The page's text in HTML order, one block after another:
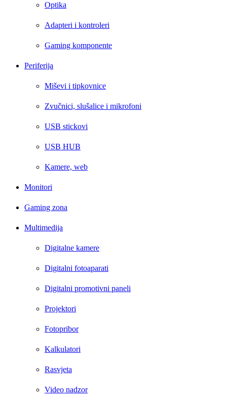
Optika
Adapteri i kontroleri
Gaming komponente
Periferija
Miševi i tipkovnice
Zvučnici, slušalice i mikrofoni
USB stickovi
USB HUB
Kamere, web
Monitori
Gaming zona
Multimedija
Digitalne kamere
Digitalni fotoaparati
Digitalni promotivni paneli
Projektori
Fotopribor
Kalkulatori
Rasvjeta
Video nadzor